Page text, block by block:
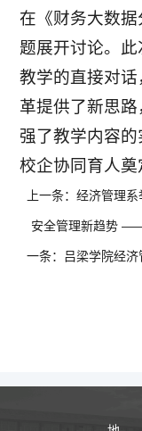
在《财务大数据
题展开讨论。
教学的直接对
革提供了新思
强了教学内容
校企协同育人奠
上一条： 经济管理系
安全管理新趋势​
一条： 吕梁学院经